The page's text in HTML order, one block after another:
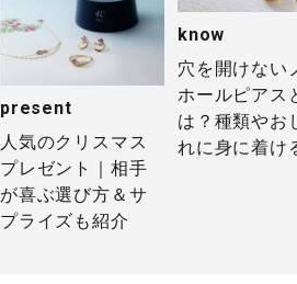
present
人気のクリスマス
プレゼント｜相手
が喜ぶ選び方＆サ
プライズも紹介
know
穴を開けない
ホールピアス
は？種類やお
れに身に着け